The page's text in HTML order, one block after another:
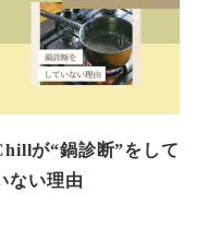
が“鍋診断”をして
ない理由